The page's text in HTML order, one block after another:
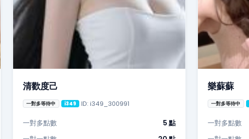
清歡度己
一對多等待中 i349 ID: i349_300991
一對多點數
5 點
樂蘇蘇
一對多等待中
一對多點數